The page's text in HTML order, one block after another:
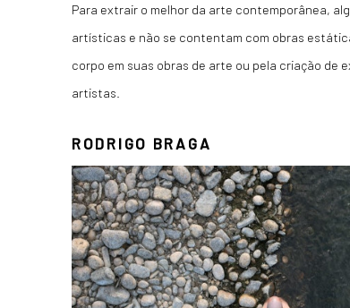
Para extrair o melhor da arte contemporânea,
artísticas e não se contentam com obras
corpo em suas obras de arte ou pela criação de
artistas.
RODRIGO BRAGA